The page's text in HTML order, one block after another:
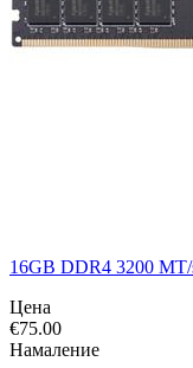
16GB DDR4 3200
Цена
€75.00
Намаление